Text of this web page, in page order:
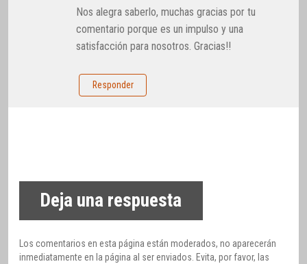
Nos alegra saberlo, muchas gracias por tu
comentario porque es un impulso y una
satisfacción para nosotros. Gracias!!
Responder
Deja una respuesta
Los comentarios en esta página están moderados, no aparecerán
inmediatamente en la página al ser enviados. Evita, por favor, las